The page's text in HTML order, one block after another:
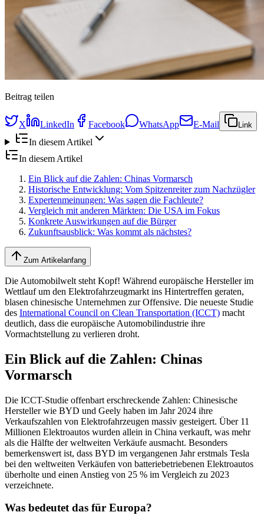
Beitrag teilen
X LinkedIn Facebook WhatsApp E-Mail Link
In diesem Artikel
In diesem Artikel
Ein Blick auf die Zahlen: Chinas Vormarsch
Historische Entwicklung: Vom Spitzenreiter zum Nachzügler
Expertenmeinungen: Was sagen die Fachleute?
Vergleich mit anderen Märkten: Die USA im Fokus
Konkrete Auswirkungen auf die Bürger
Zukunftsausblick: Was kommt als nächstes?
Zum Artikelanfang
Die Automobilwelt steht Kopf! Während europäische Hersteller im
Wettlauf um den Elektrofahrzeugmarkt ins Hintertreffen geraten,
blasen chinesische Unternehmen zur Offensive. Die neueste Studie
des International Council on Clean Transportation (ICCT) macht
deutlich, dass die europäische Automobilindustrie ihre
Vormachtstellung zu verlieren droht.
Ein Blick auf die Zahlen: Chinas
Vormarsch
Die ICCT-Studie offenbart erschreckende Zahlen: Chinesische
Hersteller wie BYD und Geely haben im Jahr 2024 ihre
Verkaufszahlen von Elektrofahrzeugen massiv gesteigert. Über 11
Millionen Elektroautos wurden allein in China verkauft, was mehr
als die Hälfte der weltweiten Verkäufe ausmacht. Besonders
bemerkenswert ist, dass BYD im vergangenen Jahr erstmals Tesla
bei den weltweiten Verkäufen von batteriebetriebenen Elektroautos
überholte und einen Anstieg von 25 % im Vergleich zu 2023
verzeichnete.
Was bedeutet das für Europa?